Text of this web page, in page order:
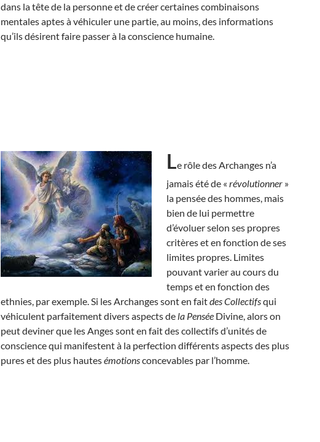
dans la tête de la personne et de créer certaines combinaisons
mentales aptes à véhiculer une partie, au moins, des informations
qu’ils désirent faire passer à la conscience humaine.
Le rôle des Archanges n’a
jamais été de « révolutionner »
la pensée des hommes, mais
bien de lui permettre
d’évoluer selon ses propres
critères et en fonction de ses
limites propres. Limites
pouvant varier au cours du
temps et en fonction des
ethnies, par exemple. Si les Archanges sont en faitdes Collectifsqui
véhiculent parfaitement divers aspects de la Pensée Divine, alors on
peut deviner que les Anges sont en fait des collectifs d’unités de
conscience qui manifestent à la perfection différents aspects des plus
pures et des plus hautesémotionsconcevables par l’homme.